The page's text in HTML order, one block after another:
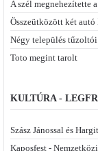
A szél megnehezítette
Összeütközött két autó
Négy település
Toto megint tarolt
KULTÚRA -
Szász Jánossal és
Kaposfest -